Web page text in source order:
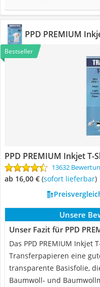
PPD PREMIUM
Bestseller
PPD PREMIUM Inkjet T-
13632
ab 16,00 € ( Sofort lieferbar)
Unsere
Unser Fazit für PPD
Das PPD PREMIUM
Transferpapieren eine
transparente Basisfolie,
Baumwoll- und